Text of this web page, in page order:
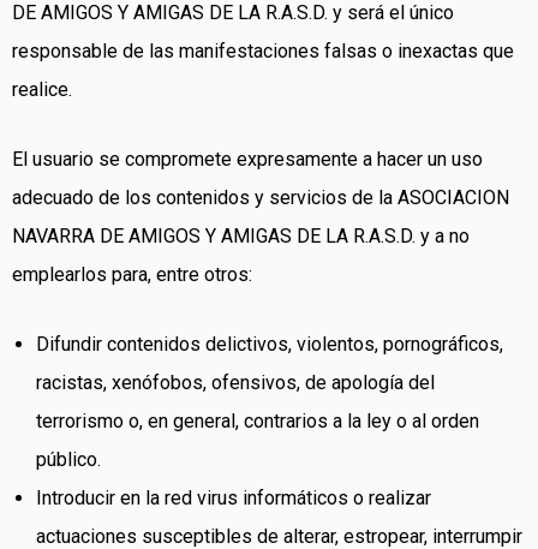
DE AMIGOS Y AMIGAS DE LA R.A.S.D. y será el único
responsable de las manifestaciones falsas o inexactas que
realice.
El usuario se compromete expresamente a hacer un uso
adecuado de los contenidos y servicios de la ASOCIACION
NAVARRA DE AMIGOS Y AMIGAS DE LA R.A.S.D. y a no
emplearlos para, entre otros:
Difundir contenidos delictivos, violentos, pornográficos,
racistas, xenófobos, ofensivos, de apología del
terrorismo o, en general, contrarios a la ley o al orden
público.
Introducir en la red virus informáticos o realizar
actuaciones susceptibles de alterar, estropear, interrumpir